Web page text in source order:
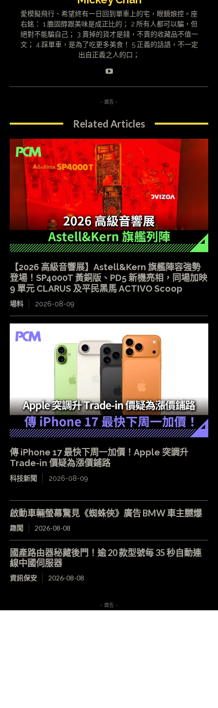
愛模擬飛行、希望終有一日回到單車上的宅，眼鏡娘控。座
右銘： 1.膽固醇跟美味是成正比的； 2.所有人都可以騙，但
絕對不能騙自己； 3.賣掉的貨才是錢，不賣的收藏品不值一
文； 4.踩單車，是為了吃更多美食！ 5.正義的話語，不一定
出自正義之人的口；
- 廣告 -
Related Articles
【2026 高級音響展】Astell&Kern 旗艦陣容強勢
登場！SP4000T 黃銅版、PD5 新機亮相，同場加映
9 單元 CLARUS 及平民黑馬 ACTIVO Scoop
場料 2026-08-09
傳 iPhone 17 最快下周一加價！Apple 突調升
Trade-in 價疑為漲價鋪路
科技新聞 2026-08-09
啟動車輛螢幕驚見《蜘蛛俠》廣告 BMW 車主嬲爆
趣聞 2026-08-08
國產路由器秘藏後門！逾 20 款型號每 35 秒自動連
線中國伺服器
資訊保安 2026-08-08
- 廣告 -